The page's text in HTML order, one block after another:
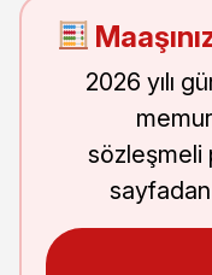
2026 yılı
sözleşmeli